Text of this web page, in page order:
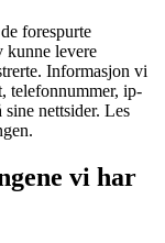
forespurte
kunne levere
Informasjon vi
telefonnummer, ip-
nettsider. Les
vi har